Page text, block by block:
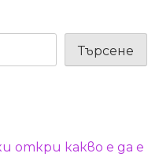
Търсене
откри какво е да е